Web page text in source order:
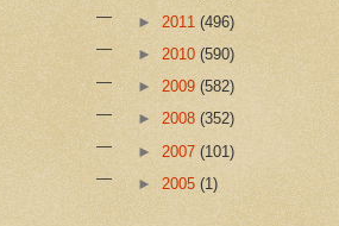
► 2011 (496)
► 2010 (590)
► 2009 (582)
► 2008 (352)
► 2007 (101)
► 2005 (1)